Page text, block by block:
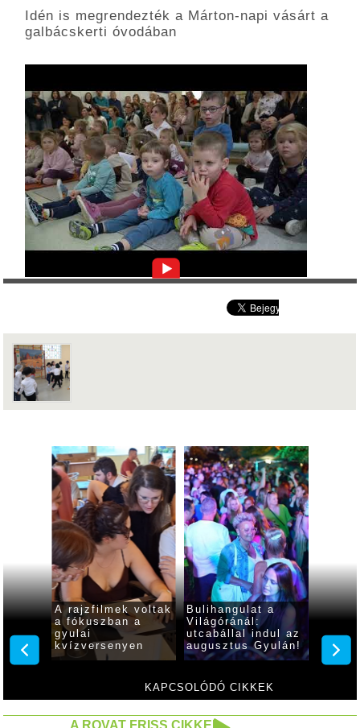
Idén is megrendezték a Márton-napi vásárt a
galbácskerti óvodában
KAPCSOLÓDÓ CIKKEK
A rajzfilmek voltak
a fókuszban a
gyulai
kvízversenyen
Bulihangulat a
Világóránál:
utcabállal indul az
augusztus Gyulán!
A